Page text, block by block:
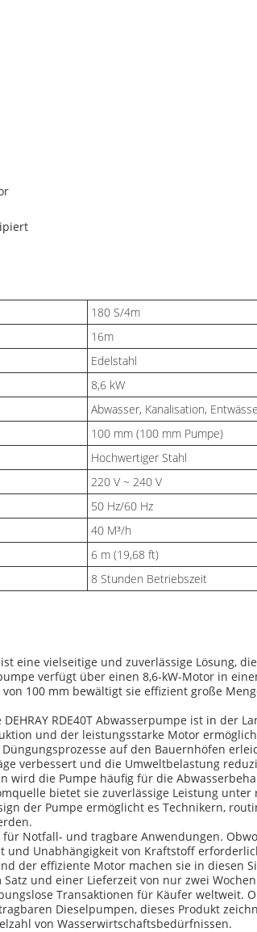
180 S/4m
16m
Edelstahl
8,6 kW
Abwasser, Kanalisation,
100 mm (100 mm Pumpe)
Hochwertiger Stahl
220 V ~ 240 V
50 Hz/60 Hz
40 M³/h
6 m (19,68 ft)
8 Stunden Betriebszeit
ist eine vielseitige und zuverlässige
verfügt über einen 8,6-kW-Motor in
100 mm bewältigt sie effizient große
RDE40T Abwasserpumpe ist in der
und der leistungsstarke Motor
auf den Bauernhöfen
verbessert und die Umweltbelastung
die Pumpe häufig für die
bietet sie zuverlässige Leistung
der Pumpe ermöglicht es Technikern,
für Notfall- und tragbare Anwendungen.
Unabhängigkeit von Kraftstoff
der effiziente Motor machen sie in diesen
und einer Lieferzeit von nur zwei
Transaktionen für Käufer weltweit.
Dieselpumpen, dieses Produkt
von Wasserwirtschaftsbedürfnissen.